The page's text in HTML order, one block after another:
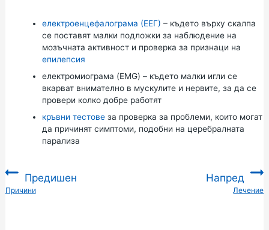
електроенцефалограма (ЕЕГ) – където върху скалпа
се поставят малки подложки за наблюдение на
мозъчната активност и проверка за признаци на
епилепсия
електромиограма (EMG) – където малки игли се
вкарват внимателно в мускулите и нервите, за да се
провери колко добре работят
кръвни тестовеза проверка за проблеми, които могат
да причинят симптоми, подобни на церебралната
парализа
Предишен
:Причини
Напред
Лечение